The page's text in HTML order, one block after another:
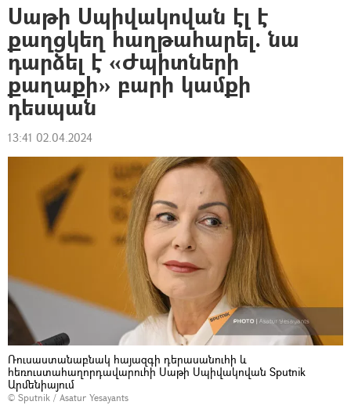
Սաթի Սպիվակովան էլ է
քաղցկեղ հաղթահարել. նա
դարձել է «Ժպիտների
քաղաքի» բարի կամքի
դեսպան
13:41 02.04.2024
Ռուսաստանաբնակ հայազգի դերասանուհի և
հեռուստահաղորդավարուհի Սաթի Սպիվակովան Sputnik
Արմենիայում
© Sputnik / Asatur Yesayants